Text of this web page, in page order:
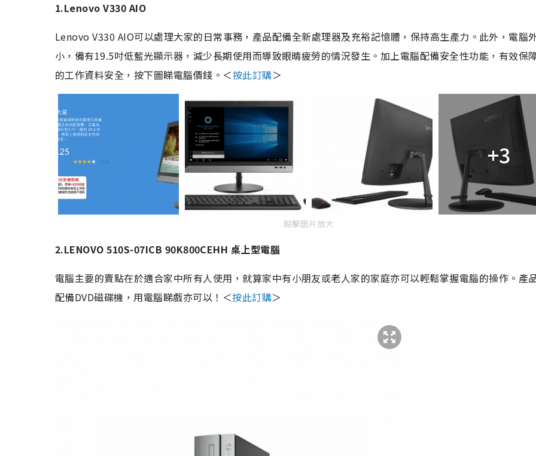
1.Lenovo V330 AIO
Lenovo V330 AIO可以處理大家的日常事務，產品配備全新處理器及充裕記憶體，保持高生產力。此外，電腦
小，備有19.5吋低藍光顯示器，減少長期使用而導致眼晴疲勞的情況發生。加上電腦配備安全性功能，有效保
的工作資料安全，按下圖睇電腦價錢。＜按此訂購＞
+3
點擊圖片放大
2.LENOVO 510S-07ICB 90K800CEHH 桌上型電腦
電腦主要的賣點在於適合家中所有人使用，就算家中有小朋友或老人家的家庭亦可以輕鬆掌握電腦的操作。產
配備DVD磁碟機，用電腦睇戲亦可以！＜按此訂購＞